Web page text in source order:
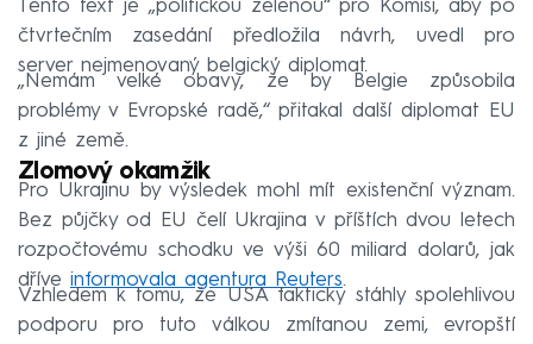
Tento text je „politickou zelenou“ pro Komisi, aby po
čtvrtečním zasedání předložila návrh, uvedl pro
server nejmenovaný belgický diplomat.
„Nemám velké obavy, že by Belgie způsobila
problémy v Evropské radě,“ přitakal další diplomat EU
z jiné země.
Zlomový okamžik
Pro Ukrajinu by výsledek mohl mít existenční význam.
Bez půjčky od EU čelí Ukrajina v příštích dvou letech
rozpočtovému schodku ve výši 60 miliard dolarů, jak
dříve informovala agentura Reuters.
Vzhledem k tomu, že USA fakticky stáhly spolehlivou
podporu pro tuto válkou zmítanou zemi, evropští